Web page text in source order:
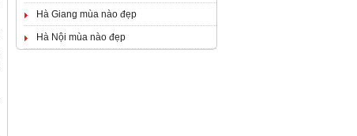
Hà Giang mùa nào đẹp
Hà Nội mùa nào đẹp